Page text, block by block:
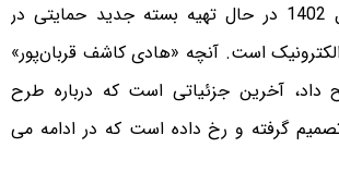
دولت نیز برای سال 1402 در حال تهیه بسته جدید حمایتی در
است. آنچه «هادی کاشف قربان‌پور»
داد، آخرین جزئیاتی است که درباره طرح
تصمیم گرفته و رخ داده است که در ادامه می